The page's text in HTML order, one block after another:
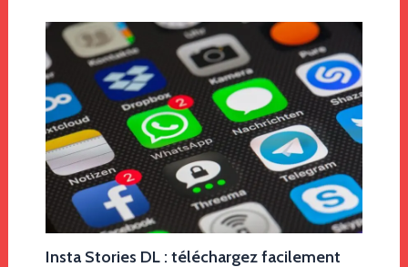
Insta Stories DL : téléchargez facilement